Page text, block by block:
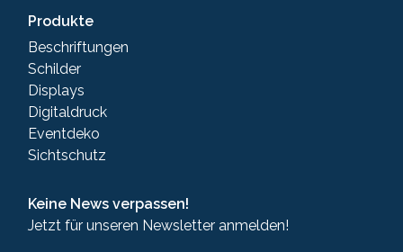
Produkte
Beschriftungen
Schilder
Displays
Digitaldruck
Eventdeko
Sichtschutz
Keine News verpassen!
Jetzt für unseren Newsletter anmelden!